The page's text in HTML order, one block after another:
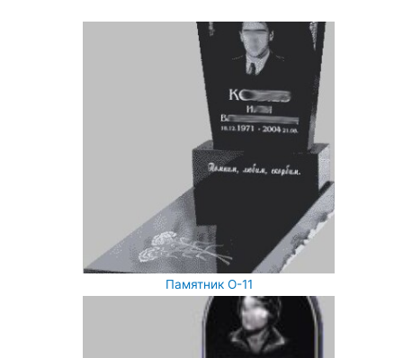
Памятник О-11